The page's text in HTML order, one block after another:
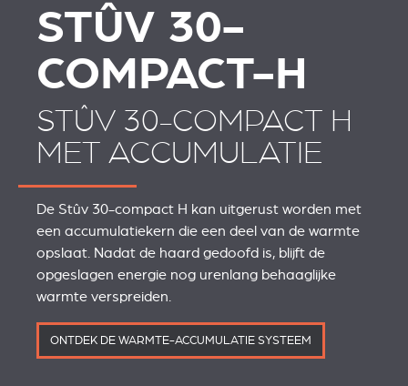
STÛV 30-
COMPACT-H
STÛV 30-COMPACT H
MET ACCUMULATIE
De Stûv 30-compact H kan uitgerust worden met
een accumulatiekern die een deel van de warmte
opslaat. Nadat de haard gedoofd is, blijft de
opgeslagen energie nog urenlang behaaglijke
warmte verspreiden.
ONTDEK DE WARMTE-ACCUMULATIE SYSTEEM